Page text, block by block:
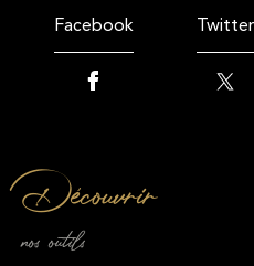
Facebook Twitter
découvrir
nos outils